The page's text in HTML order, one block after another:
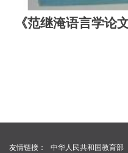
《范继淹语言学论
友情链接： 中华人民共和国教育部